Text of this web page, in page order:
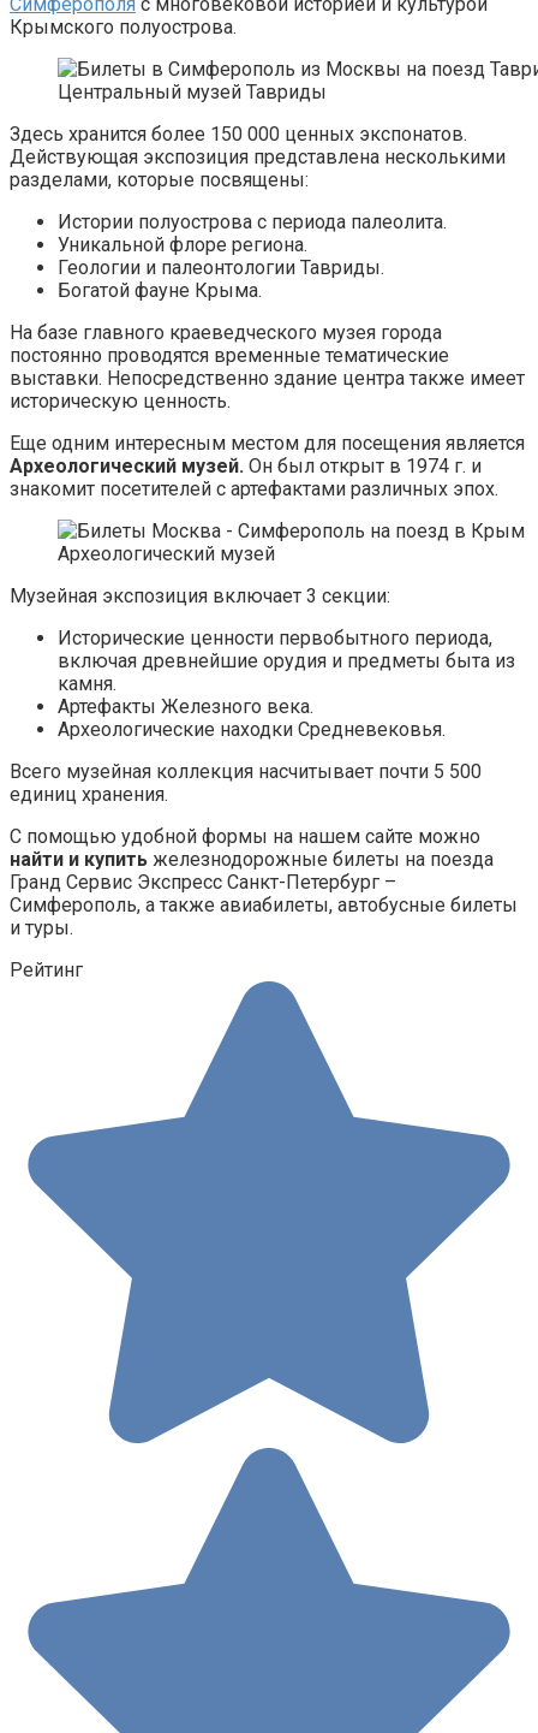
Крымского полуострова.
Центральный музей Тавриды
Здесь хранится более 150 000 ценных экспонатов.
Действующая экспозиция представлена несколькими
разделами, которые посвящены:
Истории полуострова с периода палеолита.
Уникальной флоре региона.
Геологии и палеонтологии Тавриды.
Богатой фауне Крыма.
На базе главного краеведческого музея города
постоянно проводятся временные тематические
выставки. Непосредственно здание центра также имеет
историческую ценность.
Еще одним интересным местом для посещения является
Археологический музей. Он был открыт в 1974 г. и
знакомит посетителей с артефактами различных эпох.
Археологический музей
Музейная экспозиция включает 3 секции:
Исторические ценности первобытного периода,
включая древнейшие орудия и предметы быта из
камня.
Артефакты Железного века.
Археологические находки Средневековья.
Всего музейная коллекция насчитывает почти 5 500
единиц хранения.
С помощью удобной формы на нашем сайте можно
найти и купить железнодорожные билеты на поезда
Гранд Сервис Экспресс Санкт-Петербург –
Симферополь, а также авиабилеты, автобусные билеты
и туры.
Рейтинг